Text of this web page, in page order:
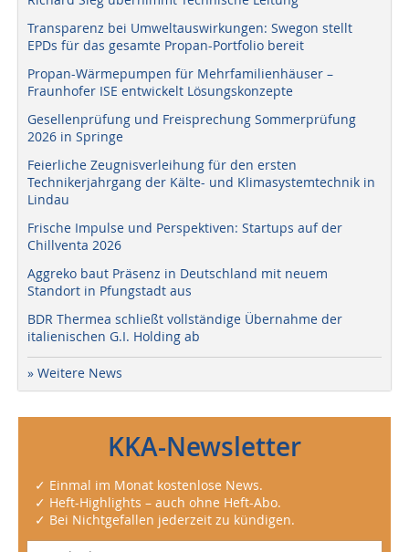
Transparenz bei Umweltauswirkungen: Swegon stellt
EPDs für das gesamte Propan-Portfolio bereit
Propan-Wärmepumpen für Mehrfamilienhäuser –
Fraunhofer ISE entwickelt Lösungskonzepte
Gesellenprüfung und Freisprechung Sommerprüfung
2026 in Springe
Feierliche Zeugnisverleihung für den ersten
Technikerjahrgang der Kälte- und Klimasystemtechnik in
Lindau
Frische Impulse und Perspektiven: Startups auf der
Chillventa 2026
Aggreko baut Präsenz in Deutschland mit neuem
Standort in Pfungstadt aus
BDR Thermea schließt vollständige Übernahme der
italienischen G.I. Holding ab
» Weitere News
KKA-Newsletter
✓ Einmal im Monat kostenlose News.
✓ Heft-Highlights – auch ohne Heft-Abo.
✓ Bei Nichtgefallen jederzeit zu kündigen.